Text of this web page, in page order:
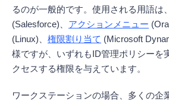
るのが一般的です。使用される用語は、
(Salesforce)、 アクションメニュー
(Linux)、 権限割り当て (Microsoft
様ですが、いずれもID管理ポリシーを
クセスする権限を与えています。
ワークステーションの場合、多くの企